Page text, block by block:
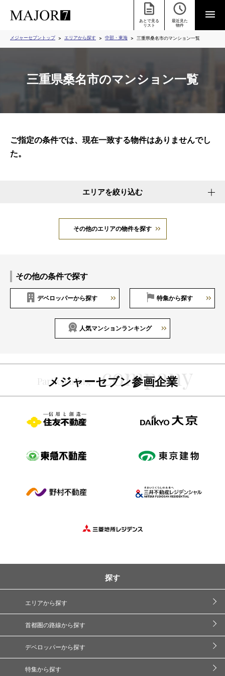
あとで見る
リスト
最近見た
物件
メジャーセブントップ エリアから探す 中部・東海 三重県桑名市のマンション一覧
三重県桑名市のマンション一覧
ご指定の条件では、現在一致する物件はありませんでし
た。
エリアを絞り込む
その他のエリアの物件を探す
その他の条件で探す
デベロッパーから探す 特集から探す
人気マンションランキング
メジャーセブン参画企業
探す
エリアから探す
首都圏の路線から探す
デベロッパーから探す
特集から探す